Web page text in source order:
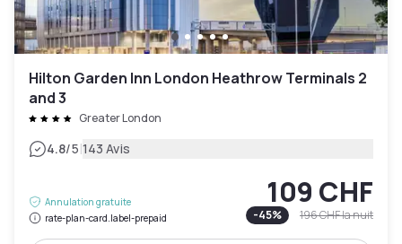
Hilton Garden Inn London Heathrow Terminals 2
and 3
Greater London
4.8/5|143 Avis
Annulation gratuite
rate-plan-card.label-prepaid
109 CHF
-45% 196 CHFla nuit